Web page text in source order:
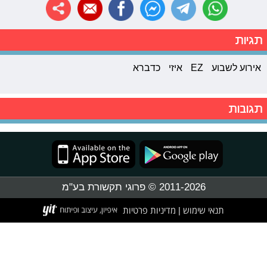
תגיות
אירוע לשבוע EZ איזי כדברא
תגובות
2011-2026 © פרוגי תקשורת בע"מ
תנאי שימוש מדיניות פרטיות